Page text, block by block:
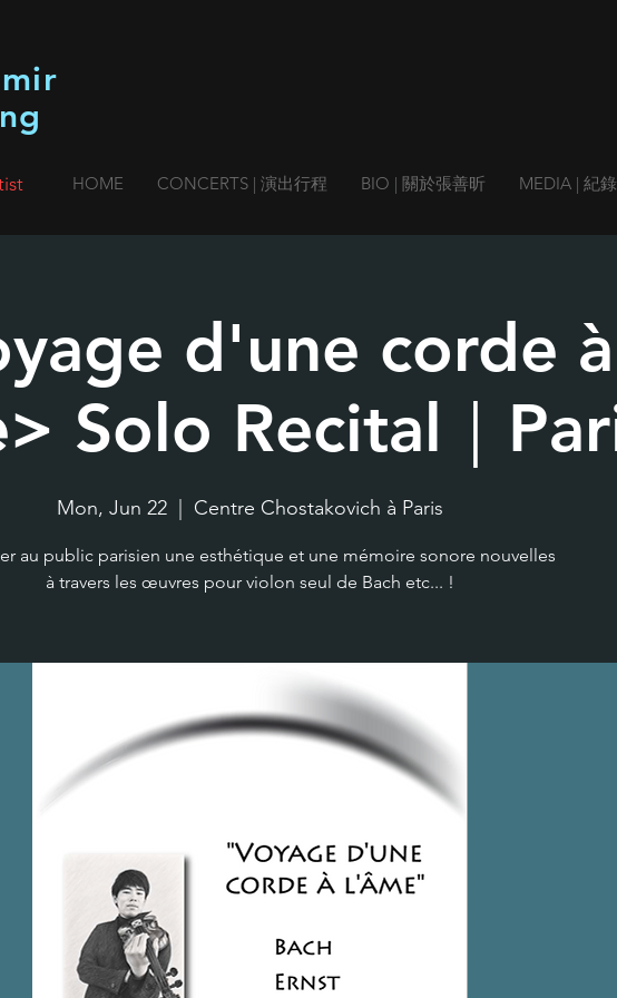
HOME CONCERTS | 演出行程 BIO | 關於張善昕 MEDIA | 紀錄
d'une corde à
Solo Recital｜
Mon, Jun 22
  |
Centre Chostakovich à Paris
au public parisien une esthétique et une mémoire sonore nouvelles
à travers les œuvres pour violon seul de Bach etc... !